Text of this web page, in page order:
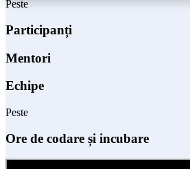
Peste
Participanți
Mentori
Echipe
Peste
Ore de codare și incubare